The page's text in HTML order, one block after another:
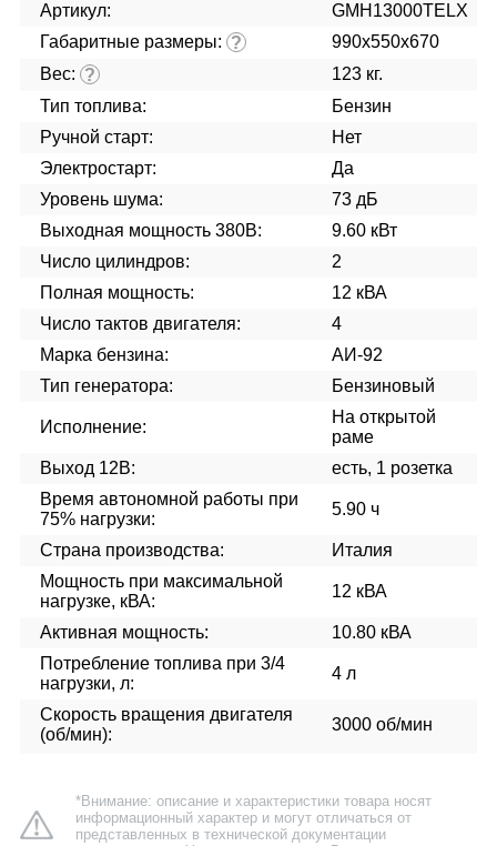
Артикул:
GMH13000TELX
Габаритные размеры: ?
990x550x670
Вес: ?
123 кг.
Тип топлива:
Бензин
Ручной старт:
Нет
Электростарт:
Да
Уровень шума:
73 дБ
Выходная мощность 380В:
9.60 кВт
Число цилиндров:
2
Полная мощность:
12 кВА
Число тактов двигателя:
4
Марка бензина:
АИ-92
Тип генератора:
Бензиновый
Исполнение:
На открытой
раме
Выход 12В:
есть, 1 розетка
Время автономной работы при
75% нагрузки:
5.90 ч
Страна производства:
Италия
Мощность при максимальной
нагрузке, кВА:
12 кВА
Активная мощность:
10.80 кВА
Потребление топлива при 3/4
нагрузки, л:
4 л
Скорость вращения двигателя
(об/мин):
3000 об/мин
*Внимание: описание и характеристики товара носят
информационный характер и могут отличаться от
представленных в технической документации